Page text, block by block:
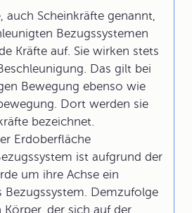
auch Scheinkräfte genannt,
Bezugssystemen
Kräfte auf. Sie wirken stets
Das gilt bei
Bewegung ebenso wie
Dort werden sie
bezeichnet.
Erdoberfläche
ist aufgrund der
um ihre Achse ein
Bezugssystem. Demzufolge
der sich auf der